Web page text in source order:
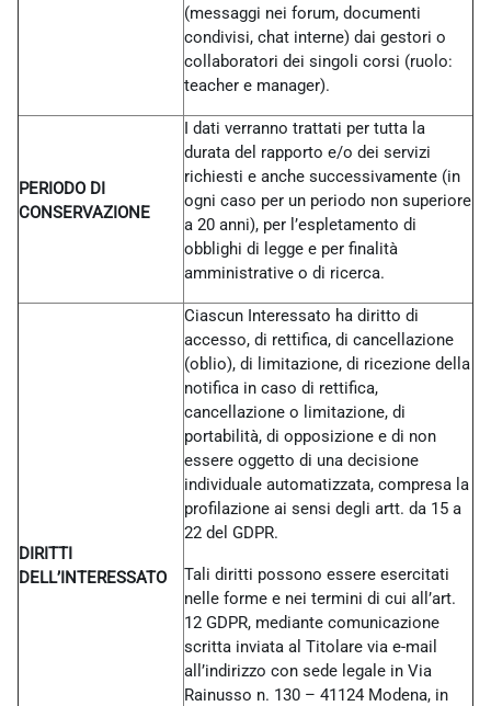
(messaggi nei forum, documenti
condivisi, chat interne) dai gestori o
collaboratori dei singoli corsi (ruolo:
teacher e manager).
PERIODO DI
CONSERVAZIONE
I dati verranno trattati per tutta la
durata del rapporto e/o dei servizi
richiesti e anche successivamente (in
ogni caso per un periodo non superiore
a 20 anni), per l’espletamento di
obblighi di legge e per finalità
amministrative o di ricerca.
DIRITTI
DELL’INTERESSATO
Ciascun Interessato ha diritto di
accesso, di rettifica, di cancellazione
(oblio), di limitazione, di ricezione della
notifica in caso di rettifica,
cancellazione o limitazione, di
portabilità, di opposizione e di non
essere oggetto di una decisione
individuale automatizzata, compresa la
profilazione ai sensi degli artt. da 15 a
22 del GDPR.
Tali diritti possono essere esercitati
nelle forme e nei termini di cui all’art.
12 GDPR, mediante comunicazione
scritta inviata al Titolare via e-mail
all’indirizzo con sede legale in Via
Rainusso n. 130 – 41124 Modena, in